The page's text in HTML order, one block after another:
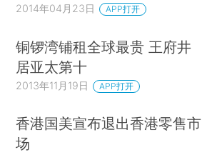
2014年04月23日 APP打开
铜锣湾铺租全球最贵 王府井
居亚太第十
2013年11月19日 APP打开
香港国美宣布退出香港零售市
场